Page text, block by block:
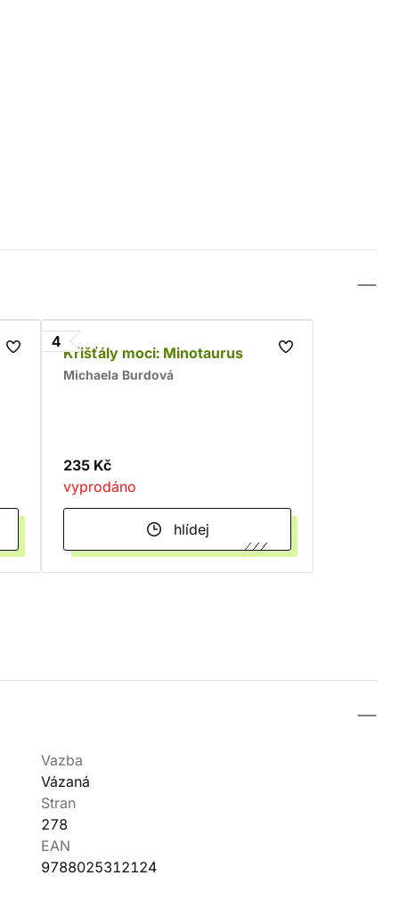
4
Křišťály moci: Minotaurus
Michaela Burdová
235 Kč
vyprodáno
hlídej
Vazba
Vázaná
Stran
278
EAN
9788025312124